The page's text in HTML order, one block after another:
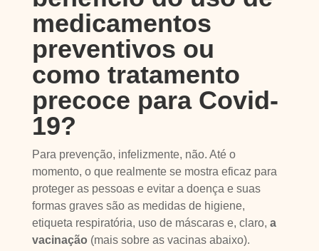
medicamentos
preventivos ou
como tratamento
precoce para Covid-
19?
Para prevenção, infelizmente, não. Até o
momento, o que realmente se mostra eficaz para
proteger as pessoas e evitar a doença e suas
formas graves são as medidas de higiene,
etiqueta respiratória, uso de máscaras e, claro, a
vacinação (mais sobre as vacinas abaixo).